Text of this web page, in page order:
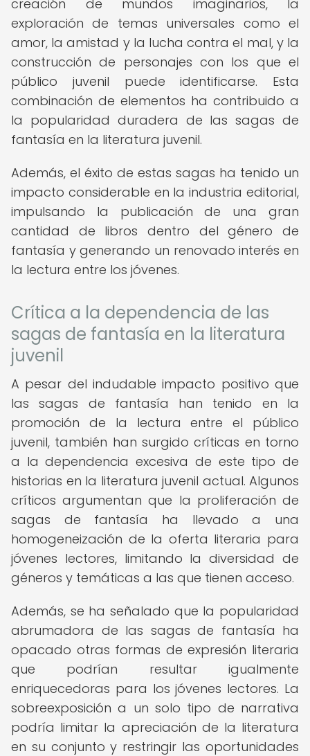
creación de mundos imaginarios, la
exploración de temas universales como el
amor, la amistad y la lucha contra el mal, y la
construcción de personajes con los que el
público juvenil puede identificarse. Esta
combinación de elementos ha contribuido a
la popularidad duradera de las sagas de
fantasía en la literatura juvenil.
Además, el éxito de estas sagas ha tenido un
impacto considerable en la industria editorial,
impulsando la publicación de una gran
cantidad de libros dentro del género de
fantasía y generando un renovado interés en
la lectura entre los jóvenes.
Crítica a la dependencia de las
sagas de fantasía en la literatura
juvenil
A pesar del indudable impacto positivo que
las sagas de fantasía han tenido en la
promoción de la lectura entre el público
juvenil, también han surgido críticas en torno
a la dependencia excesiva de este tipo de
historias en la literatura juvenil actual. Algunos
críticos argumentan que la proliferación de
sagas de fantasía ha llevado a una
homogeneización de la oferta literaria para
jóvenes lectores, limitando la diversidad de
géneros y temáticas a las que tienen acceso.
Además, se ha señalado que la popularidad
abrumadora de las sagas de fantasía ha
opacado otras formas de expresión literaria
que podrían resultar igualmente
enriquecedoras para los jóvenes lectores. La
sobreexposición a un solo tipo de narrativa
podría limitar la apreciación de la literatura
en su conjunto y restringir las oportunidades